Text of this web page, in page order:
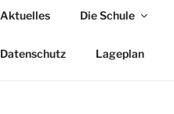
Aktuelles Die Schule
Datenschutz Lageplan